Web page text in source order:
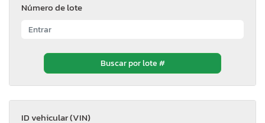
Número de lote
ID vehicular (VIN)